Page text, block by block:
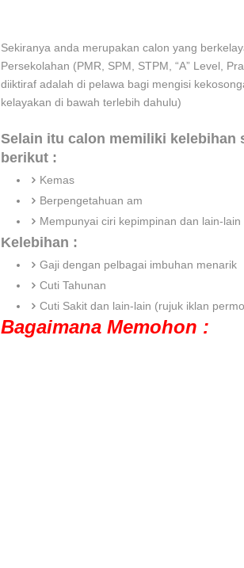
Sekiranya anda merupakan calon yang
Persekolahan (PMR, SPM, STPM, “A” Level,
diiktiraf adalah di pelawa bagi mengisi
kelayakan di bawah terlebih dahulu)
Selain itu calon memiliki kelebihan
berikut :
Kemas
Berpengetahuan am
Mempunyai ciri kepimpinan dan lain-
Kelebihan :
Gaji dengan pelbagai imbuhan menarik
Cuti Tahunan
Cuti Sakit dan lain-lain (rujuk iklan
Bagaimana Memohon :